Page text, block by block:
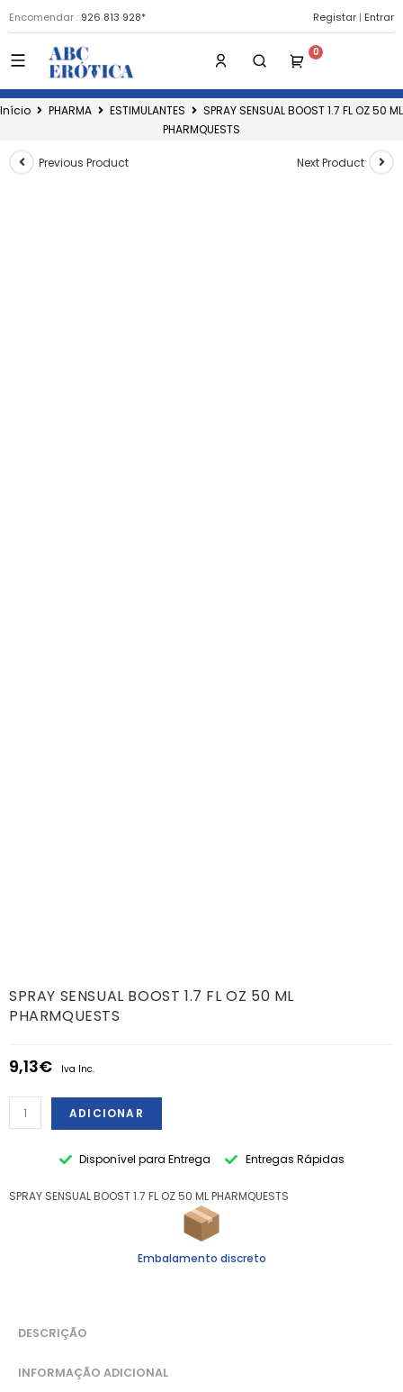
Encomendar : 926 813 928* Registar | Entrar
Início PHARMA ESTIMULANTES
SPRAY SENSUAL BOOST 1.7 FL OZ 50 ML
PHARMQUESTS
Previous Product Next Product
SPRAY SENSUAL BOOST 1.7 FL OZ 50 ML
PHARMQUESTS
9,13€ Iva Inc.
ADICIONAR
Disponível para Entrega Entregas Rápidas
SPRAY SENSUAL BOOST 1.7 FL OZ 50 ML PHARMQUESTS
Embalamento discreto
DESCRIÇÃO
INFORMAÇÃO ADICIONAL